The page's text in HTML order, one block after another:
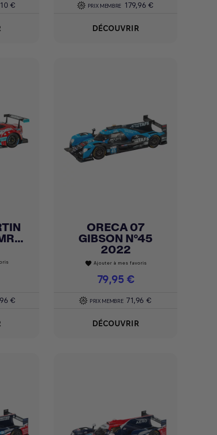
€ PRIX MEMBRE 179,96 €
DÉCOUVRIR
€
Achat express
ORECA 07
GIBSON N°45
2022
favorite Ajouter à mes favoris
Prix
79,95 €
PRIX MEMBRE 71,96 €
DÉCOUVRIR